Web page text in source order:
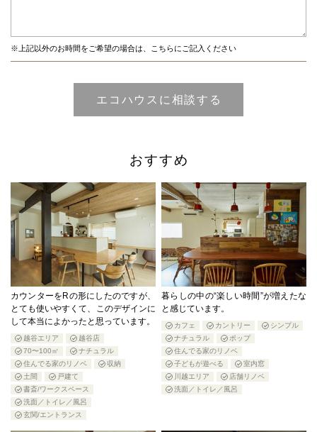
※上記以外のお時間をご希望の場合は、こちらにご記入ください
おすすめ
カウンターをRの形にしたのですが、
とても使いやすくて、このデザインに
して本当によかったと思っています。
越谷エリア
越谷店
70〜100㎡
ナチュラル
住んでる家のリノベ
収納
土間
戸建て
書斎/ワークスペース
洗面／トイレ／風呂
玄関/エントランス
暮らしの中の“楽しい時間”が増えたな
と感じています。
カフェ カントリー
シンプル
ナチュラル
ポップ
住んでる家のリノベ
子どもが遊べる
室内窓
川越エリア
店舗リノベ
洗面／トイレ／風呂